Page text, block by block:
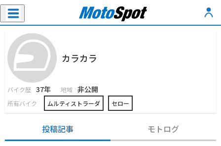
カラカラ
バイク歴 37年 地域 非公開
所有バイク ムルティストラーダ セロー
投稿記事 モトログ